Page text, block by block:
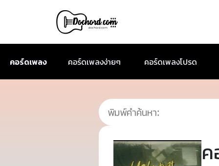
คอร์ดเพลง คอร์ดเพลงง่ายๆ คอร์ดเพลงโปรด